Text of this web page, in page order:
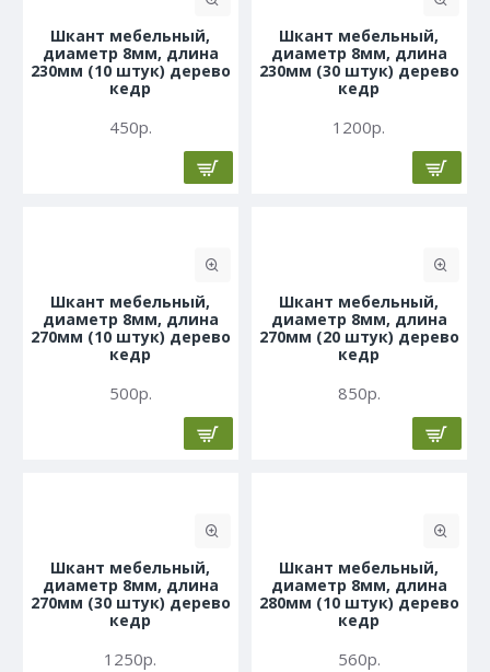
Шкант мебельный,
диаметр 8мм, длина
230мм (10 штук) дерево
кедр
450р.
Шкант мебельный,
диаметр 8мм, длина
230мм (30 штук) дерево
кедр
1200р.
Шкант мебельный,
диаметр 8мм, длина
270мм (10 штук) дерево
кедр
500р.
Шкант мебельный,
диаметр 8мм, длина
270мм (20 штук) дерево
кедр
850р.
Шкант мебельный,
диаметр 8мм, длина
270мм (30 штук) дерево
кедр
1250р.
Шкант мебельный,
диаметр 8мм, длина
280мм (10 штук) дерево
кедр
560р.